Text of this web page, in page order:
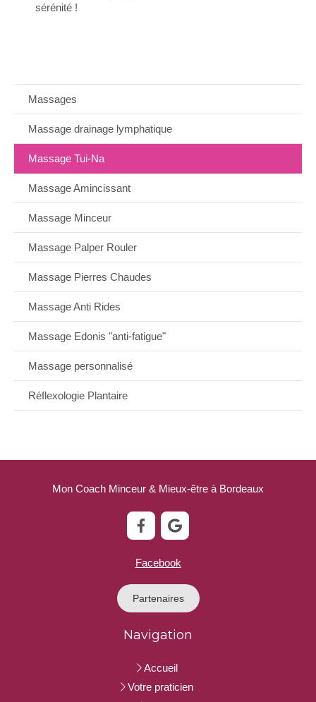
sérénité !
Massages
Massage drainage lymphatique
Massage Tui-Na
Massage Amincissant
Massage Minceur
Massage Palper Rouler
Massage Pierres Chaudes
Massage Anti Rides
Massage Edonis "anti-fatigue"
Massage personnalisé
Réflexologie Plantaire
Mon Coach Minceur & Mieux-être à Bordeaux
Facebook
Partenaires
Navigation
Accueil
Votre praticien